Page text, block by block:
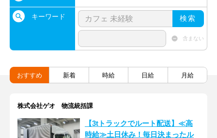
キーワード 検索
含まない
おすすめ 新着 時給 日給 月給
株式会社ゲオ 物流統括課
【3tトラックでルート配送】≪高
時給≫土日休み！毎日決まったル